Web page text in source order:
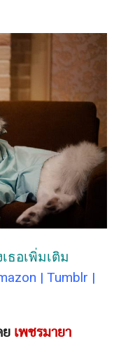
ธอเพิ่มเติม
| Tumblr |
ย เพชรมายา